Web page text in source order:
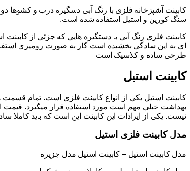
کابینت آشپزخانه فلزی با رنگ آبی دسگیره درب و کشوها
سنگ کورین و استیل استفاده شده است.
کابینت فلزی رنگ آبی با دستگیره هایی که جزئی از
ای به این سادگی بخشیده است گاز به صورت رومیزی
طرحی ساده و کلاسیک است.
کابینت استیل
کابینت استیل یکی از انواع کابینت فلزی است. تمام
بهداشت خیلی مهم است مورد استفاده قرار میگیرد. قیمت
نیست. یکی از ایرادات این کابینت این است که باید کاملا
مدل کابینت فلزی استیل
مدل کابینت استیل – کابینت استیل مدل جزیره